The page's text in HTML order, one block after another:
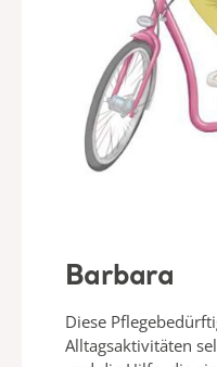
Barbara
Diese
Alltagsaktivitäten